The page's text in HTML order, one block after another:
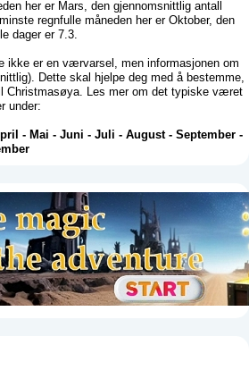
her er Mars, den gjennomsnittlig antall
regnfulle måneden her er Oktober, den
dager er 7.3.
ikke er en værvarsel, men informasjonen om
Dette skal hjelpe deg med å bestemme,
Christmasøya. Les mer om det typiske været
under:
-Mai -Juni -Juli -August-September -